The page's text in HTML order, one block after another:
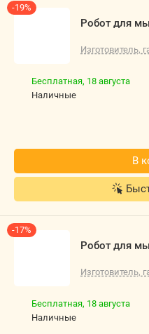
-19%
Робот для
Изготовитель,
Бесплатная, 18 августа
наличные
В
-17%
Робот для
Изготовитель,
Бесплатная, 18 августа
наличные